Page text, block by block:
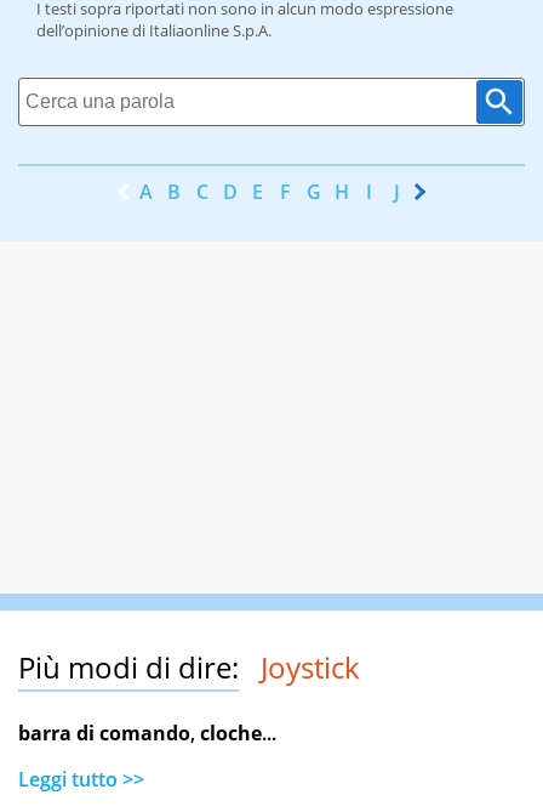
I testi sopra riportati non sono in alcun modo espressione
dell’opinione di Italiaonline S.p.A.
A B C D E F G H I J K
Più modi di dire: Joystick
barra di comando,cloche...
Leggi tutto >>